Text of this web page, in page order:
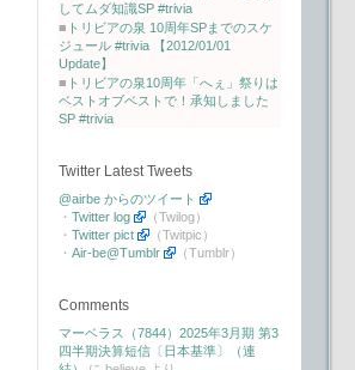
してムダ知識SP #trivia
■ トリビアの泉 10周年SPまでのスケ
ジュール #trivia 【2012/01/01
Update】
■ トリビアの泉10周年「へぇ」祭りは
ベストオブベストで！承知しました
SP #trivia
Twitter Latest Tweets
@airbe からのツイート
・ Twitter log
（Twilog）
・ Twitter pict
（Twitpic）
・ Air-be@Tumblr （Tumblr）
Comments
マーベラス（7844）2025年3月期 第3
四半期決算短信〔日本基準〕（連